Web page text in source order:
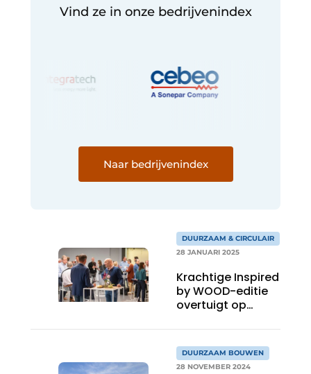
Vind ze in onze bedrijvenindex
Naar bedrijvenindex
DUURZAAM & CIRCULAIR
28 JANUARI 2025
Krachtige Inspired
by WOOD-editie
overtuigt op
DUURZAAM BOUWEN
28 NOVEMBER 2024